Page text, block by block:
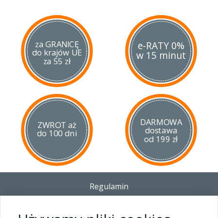
za GRANICĘ
do krajów UE
za 55 zł
e-RATY 0%
w 15 minut
ZWROT aż
do 100 dni
DARMOWA
dostawa
od 199 zł
Regulamin
Polityka prywatności i pliki cookies